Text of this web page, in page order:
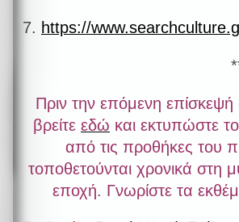
7. https://
Πριν την επόμενη
βρείτε εδώ και εκτυπώστε
από τις προθήκες του
τοποθετούνται χρονικά στη
εποχή. Γνωρίστε τα